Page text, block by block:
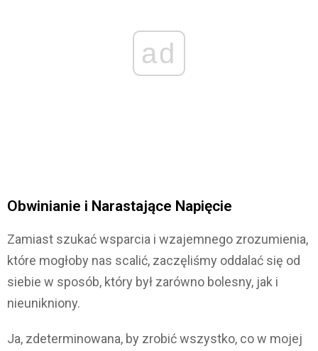
ad
Obwinianie i Narastające Napięcie
Zamiast szukać wsparcia i wzajemnego zrozumienia,
które mogłoby nas scalić, zaczęliśmy oddalać się od
siebie w sposób, który był zarówno bolesny, jak i
nieunikniony.
Ja, zdeterminowana, by zrobić wszystko, co w mojej